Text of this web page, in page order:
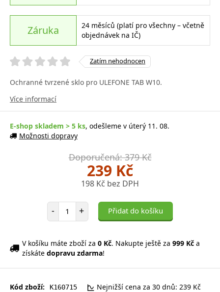
Záruka
24 měsíců (platí pro všechny – včetně
objednávek na IČ)
Zatím nehodnocen
Ochranné tvrzené sklo pro ULEFONE TAB W10.
Více informací
E-shop skladem > 5 ks, odešleme v úterý 11. 08.
Možnosti dopravy
Doporučená: 379 Kč
239 Kč
198 Kč bez DPH
- Počet položek
+ Přidat do košíku
V košíku máte zboží za 0 Kč. Nakupte ještě za 999 Kč a
získáte dopravu zdarma!
Kód zboží: K160715
Nejnižší cena za 30 dnů: 239 Kč